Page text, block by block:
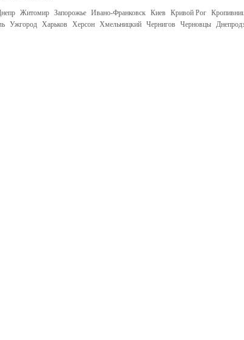
Житомир Запорожье Ивано-Франковск Киев Кривой Рог
Ужгород Харьков Херсон Хмельницкий Чернигов Черновцы